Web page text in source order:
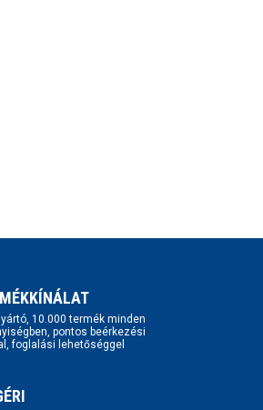
10.000 termék minden
pontos beérkezési
foglalási lehetőséggel